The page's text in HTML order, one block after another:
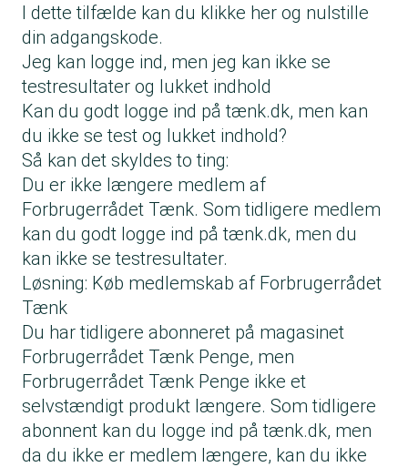
I dette tilfælde kan du klikke her og nulstille
din adgangskode.
Jeg kan logge ind, men jeg kan ikke se
testresultater og lukket indhold
Kan du godt logge ind på tænk.dk, men kan
du ikke se test og lukket indhold?
Så kan det skyldes to ting:
Du er ikke længere medlem af
Forbrugerrådet Tænk. Som tidligere medlem
kan du godt logge ind på tænk.dk, men du
kan ikke se testresultater.
Løsning: Køb medlemskab af Forbrugerrådet
Tænk
Du har tidligere abonneret på magasinet
Forbrugerrådet Tænk Penge, men
Forbrugerrådet Tænk Penge ikke et
selvstændigt produkt længere. Som tidligere
abonnent kan du logge ind på tænk.dk, men
da du ikke er medlem længere, kan du ikke